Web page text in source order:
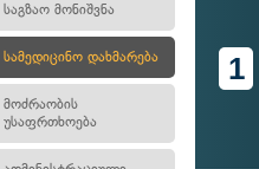
საგზაო მონიშვნა
სამედიცინო დახმარება
მოძრაობის
უსაფრთხოება
1